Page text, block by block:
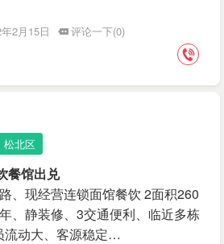
2月15日
评论一下(0)
松北区
餐馆出兑
、现经营连锁面馆餐饮 2面积260
、静装修、3交通便利、临近多栋
流动大、客源稳定…